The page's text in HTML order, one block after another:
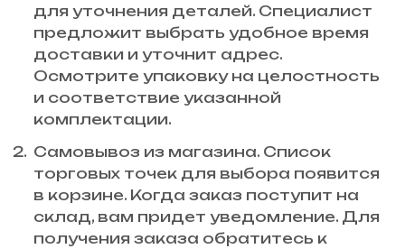
для уточнения деталей. Специалист
предложит выбрать удобное время
доставки и уточнит адрес.
Осмотрите упаковку на целостность
и соответствие указанной
комплектации.
Самовывоз из магазина. Список
торговых точек для выбора появится
в корзине. Когда заказ поступит на
склад, вам придет уведомление. Для
получения заказа обратитесь к